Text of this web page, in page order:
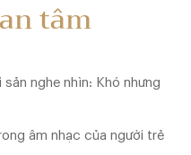
tâm
nghe nhìn: Khó nhưng
âm nhạc của người trẻ